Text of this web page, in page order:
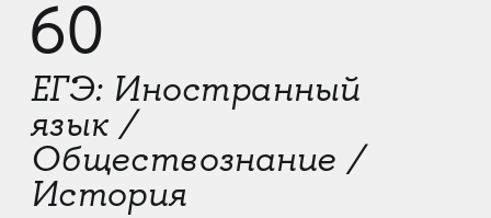
60
ЕГЭ: Иностранный
язык /
Обществознание /
История